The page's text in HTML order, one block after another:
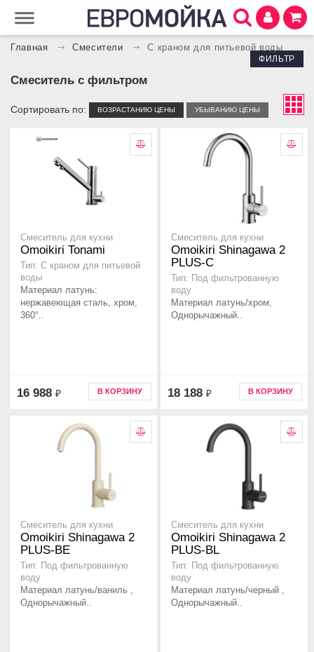
Главная Смесители
С краном для питьевой воды
ФИЛЬТР
Смеситель с фильтром
Сортировать по: ВОЗРАСТАНИЮ ЦЕНЫ УБЫВАНИЮ ЦЕНЫ
Смеситель для кухни
Omoikiri Tonami
Тип: С краном для питьевой
воды
Материал латунь:
нержавеющая сталь, хром,
360°..
16 988 ₽ В КОРЗИНУ
Смеситель для кухни
Omoikiri Shinagawa 2
PLUS-C
Тип: Под фильтрованную
воду
Материал латунь/хром,
Однорычажный..
18 188 ₽ В КОРЗИНУ
Смеситель для кухни
Omoikiri Shinagawa 2
PLUS-BE
Тип: Под фильтрованную
воду
Материал латунь/ваниль ,
Однорычажный..
Смеситель для кухни
Omoikiri Shinagawa 2
PLUS-BL
Тип: Под фильтрованную
воду
Материал латунь/черный ,
Однорычажный..